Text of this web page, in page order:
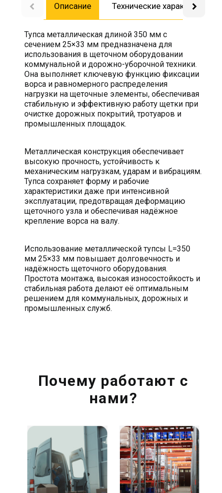
Описание Технические
Тупса металлическая длиной 350 мм с
сечением 25×33 мм предназначена для
использования в щеточном оборудовании
коммунальной и дорожно-уборочной техники.
Она выполняет ключевую функцию фиксации
ворса и равномерного распределения
нагрузки на щеточные элементы, обеспечивая
стабильную и эффективную работу щетки при
очистке дорожных покрытий, тротуаров и
промышленных площадок.
Металлическая конструкция обеспечивает
высокую прочность, устойчивость к
механическим нагрузкам, ударам и вибрациям.
Тупса сохраняет форму и рабочие
характеристики даже при интенсивной
эксплуатации, предотвращая деформацию
щеточного узла и обеспечивая надёжное
крепление ворса на валу.
Использование металлической тупсы L=350
мм 25×33 мм повышает долговечность и
надёжность щеточного оборудования.
Простота монтажа, высокая износостойкость и
стабильная работа делают её оптимальным
решением для коммунальных, дорожных и
промышленных служб.
Почему работают с
нами?